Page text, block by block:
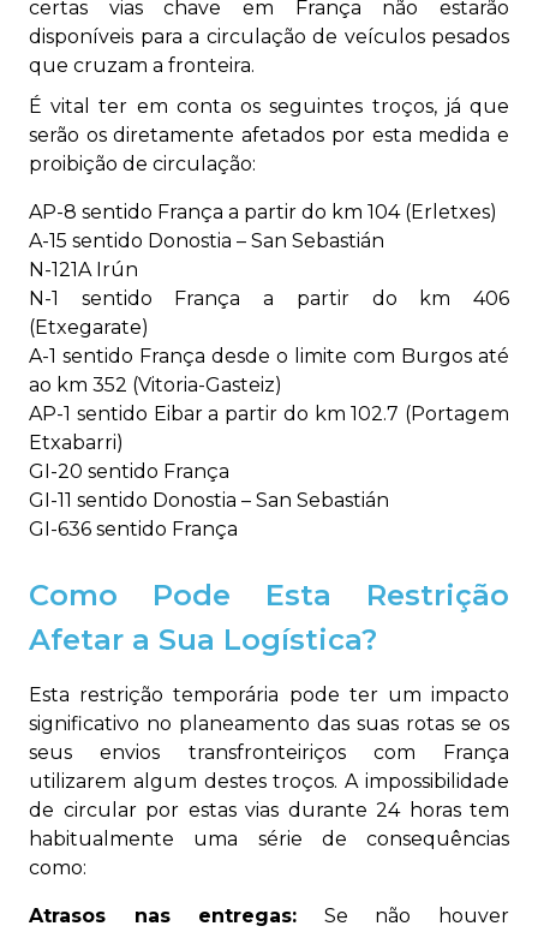
certas vias chave em França não estarão
disponíveis para a circulação de veículos pesados
que cruzam a fronteira.
É vital ter em conta os seguintes troços, já que
serão os diretamente afetados por esta medida e
proibição de circulação:
AP-8 sentido França a partir do km 104 (Erletxes)
A-15 sentido Donostia – San Sebastián
N-121A Irún
N-1 sentido França a partir do km 406
(Etxegarate)
A-1 sentido França desde o limite com Burgos até
ao km 352 (Vitoria-Gasteiz)
AP-1 sentido Eibar a partir do km 102.7 (Portagem
Etxabarri)
GI-20 sentido França
GI-11 sentido Donostia – San Sebastián
GI-636 sentido França
Como Pode Esta Restrição
Afetar a Sua Logística?
Esta restrição temporária pode ter um impacto
significativo no planeamento das suas rotas se os
seus envios transfronteiriços com França
utilizarem algum destes troços. A impossibilidade
de circular por estas vias durante 24 horas tem
habitualmente uma série de consequências
como:
Atrasos nas entregas: Se não houver